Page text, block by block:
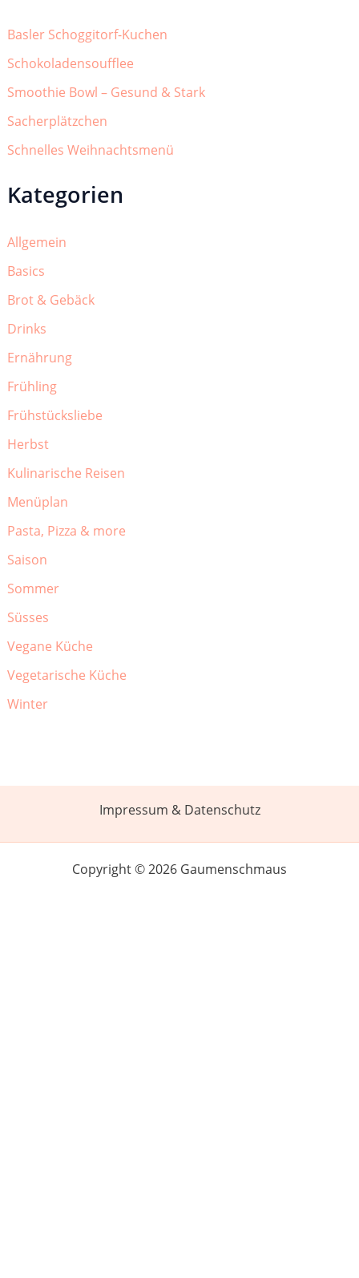
Basler Schoggitorf-Kuchen
Schokoladensoufflee
Smoothie Bowl – Gesund & Stark
Sacherplätzchen
Schnelles Weihnachtsmenü
Kategorien
Allgemein
Basics
Brot & Gebäck
Drinks
Ernährung
Frühling
Frühstücksliebe
Herbst
Kulinarische Reisen
Menüplan
Pasta, Pizza & more
Saison
Sommer
Süsses
Vegane Küche
Vegetarische Küche
Winter
Impressum & Datenschutz
Copyright © 2026 Gaumenschmaus